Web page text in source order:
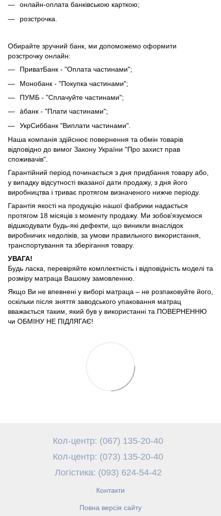
онлайн-оплата банківською карткою;
розстрочка.
Обирайте зручний банк, ми допоможемо оформити
розстрочку онлайн:
ПриватБанк - "Оплата частинами";
Монобанк - "Покупка частинами";
ПУМБ - "Сплачуйте частинами";
àбанк - "Плати частинами";
УкрСиббанк "Виплати частинами".
Наша компанія здійснює повернення та обмін товарів
відповідно до вимог Закону України "Про захист прав
споживачів".
Гарантійний період починається з дня придбання товару або,
у випадку відсутності вказаної дати продажу, з дня його
виробництва і триває протягом визначеного нижче періоду.
Гарантія якості на продукцію нашої фабрики надається
протягом 18 місяців з моменту продажу. Ми зобов'язуємося
відшкодувати будь-які дефекти, що виникли внаслідок
виробничих недоліків, за умови правильного використання,
транспортування та зберігання товару.
УВАГА!
Будь ласка, перевіряйте комплектність і відповідність моделі та
розміру матраца Вашому замовленню.
Якщо Ви не впевнені у виборі матраца – не розпаковуйте його,
оскільки після зняття заводського упаковання матрац
вважається таким, який був у використанні та ПОВЕРНЕННЮ
чи ОБМІНУ НЕ ПІДЛЯГАЄ!
Кол-центр: (067) 135-20-40
Кол-центр: (073) 135-20-40
Логістика: (093) 624-54-42
Контакти
Повна версія сайту